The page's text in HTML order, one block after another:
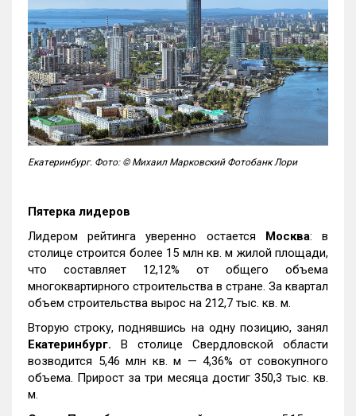
Екатеринбург. Фото: © Михаил Марковский Фотобанк Лори
Пятерка лидеров
Лидером рейтинга уверенно остается Москва: в
столице строится более 15 млн кв. м жилой площади,
что составляет 12,12% от общего объема
многоквартирного строительства в стране. За квартал
объем строительства вырос на 212,7 тыс. кв. м.
Вторую строку, поднявшись на одну позицию, занял
Екатеринбург. В столице Свердловской области
возводится 5,46 млн кв. м — 4,36% от совокупного
объема. Прирост за три месяца достиг 350,3 тыс. кв.
м.